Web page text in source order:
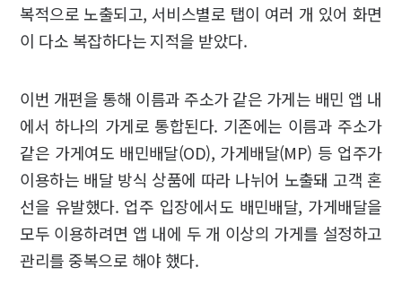
복적으로 노출되고, 서비스별로 탭이 여러 개 있어 화면
이 다소 복잡하다는 지적을 받았다.
이번 개편을 통해 이름과 주소가 같은 가게는 배민 앱 내
에서 하나의 가게로 통합된다. 기존에는 이름과 주소가
같은 가게여도 배민배달(OD), 가게배달(MP) 등 업주가
이용하는 배달 방식 상품에 따라 나뉘어 노출돼 고객 혼
선을 유발했다. 업주 입장에서도 배민배달, 가게배달을
모두 이용하려면 앱 내에 두 개 이상의 가게를 설정하고
관리를 중복으로 해야 했다.